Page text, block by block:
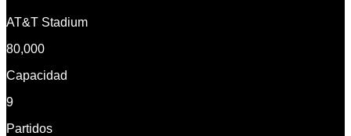
AT&T Stadium
80,000
Capacidad
9
Partidos